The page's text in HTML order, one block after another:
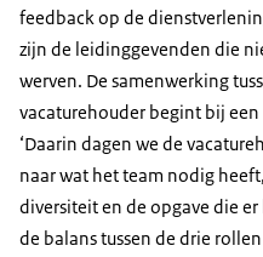
feedback op de
zijn de leidinggevenden die
werven. De samenwerking
vacaturehouder begint bij
‘Daarin dagen we de
naar wat het team nodig
diversiteit en de opgave die
de balans tussen de drie